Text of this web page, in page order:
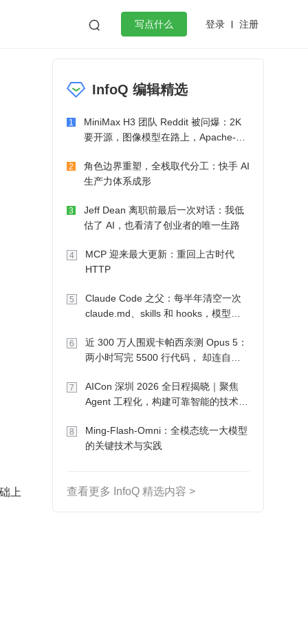
 写点什么 登录 注册
微服务架构 flutter
上
InfoQ 编辑精选
1
MiniMax H3 团队 Reddit 被问爆：2K
要开源，图像模型在路上，Apache-2.0
2
角色边界重塑，全栈取代分工：快手 AI
生产力体系成形
3
Jeff Dean 离职前最后一次对话：我低
估了 AI，也看清了创业者的唯一生路
4
MCP 迎来最大更新：重回上古时代
HTTP
5
Claude Code 之父：每半年清空一次
claude.md、skills 和 hooks，模型自
6
近 300 万人围观卡帕西亲测 Opus 5：
两小时写完 5500 行代码， 却连自己
7
AICon 深圳 2026 全日程揭晓｜聚焦
Agent 工程化，构建可靠智能的技术路
8
Ming-Flash-Omni：全模态统一大模型
的关键技术与实践
查看更多 InfoQ 精选内容 >